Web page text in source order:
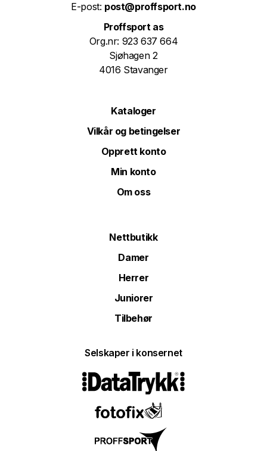
E-post: post@proffsport.no
Proffsport as
Org.nr: 923 637 664
Sjøhagen 2
4016 Stavanger
Kataloger
Vilkår og betingelser
Opprett konto
Min konto
Om oss
Nettbutikk
Damer
Herrer
Juniorer
Tilbehør
Selskaper i konsernet